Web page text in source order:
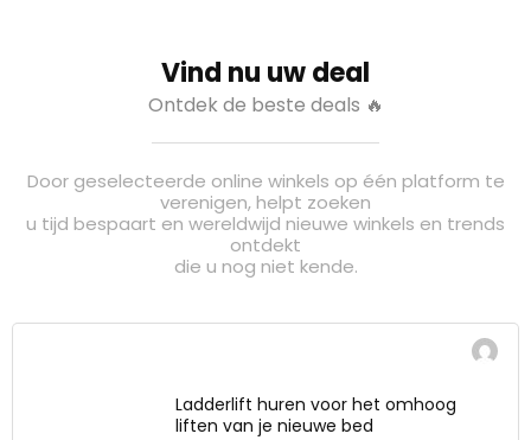
Vind nu uw deal
Ontdek de beste deals 🔥
Door geselecteerde online winkels op één platform te
verenigen, helpt zoeken
u tijd bespaart en wereldwijd nieuwe winkels en trends
ontdekt
die u nog niet kende.
Ladderlift huren voor het omhoog
liften van je nieuwe bed